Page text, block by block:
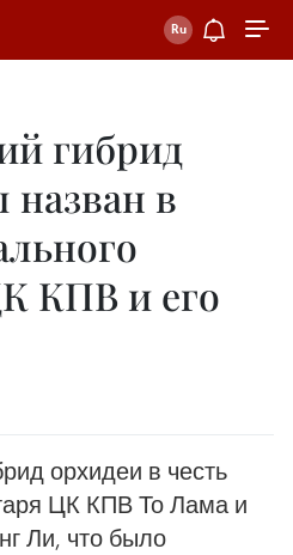
гибрид
назван в
КПВ и его
орхидеи в честь
ЦК КПВ То Лама и
Ли, что было